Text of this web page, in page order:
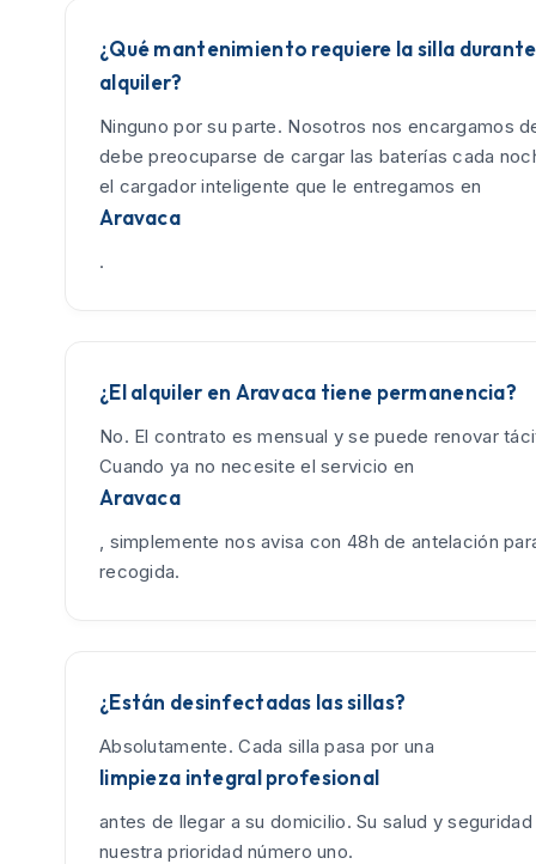
¿Qué mantenimiento requiere la silla
alquiler?
Ninguno por su parte. Nosotros nos encargamos
debe preocuparse de cargar las baterías cada
el cargador inteligente que le entregamos en
Aravaca
.
¿El alquiler en Aravaca tiene permanencia?
No. El contrato es mensual y se puede renovar
Cuando ya no necesite el servicio en
Aravaca
, simplemente nos avisa con 48h de antelación
recogida.
¿Están desinfectadas las sillas?
Absolutamente. Cada silla pasa por una
limpieza integral profesional
antes de llegar a su domicilio. Su salud y
nuestra prioridad número uno.